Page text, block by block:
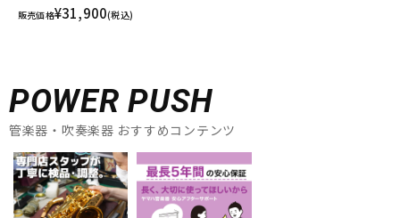
販売価格¥31,900(税込)
POWER PUSH
管楽器・吹奏楽器 おすすめコンテンツ